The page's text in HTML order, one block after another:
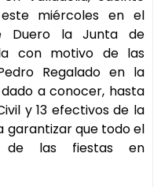
miércoles en el
Duero la Junta de
con motivo de las
Regalado en la
a conocer, hasta
y 13 efectivos de la
garantizar que todo el
de las fiestas en